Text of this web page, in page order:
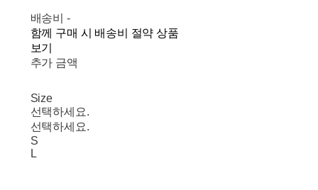
배송비 -
함께 구매 시 배송비 절약 상품
보기
추가 금액
Size
선택하세요.
선택하세요.
S
L